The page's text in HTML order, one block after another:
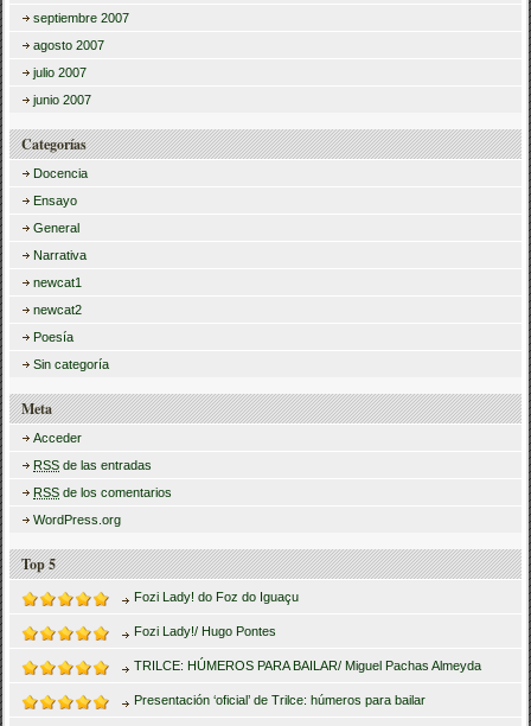
septiembre 2007
agosto 2007
julio 2007
junio 2007
Categorías
Docencia
Ensayo
General
Narrativa
newcat1
newcat2
Poesía
Sin categoría
Meta
Acceder
RSS de las entradas
RSS de los comentarios
WordPress.org
Top 5
Fozi Lady! do Foz do Iguaçu
Fozi Lady!/ Hugo Pontes
TRILCE: HÚMEROS PARA BAILAR/ Miguel Pachas Almeyda
Presentación ‘oficial’ de Trilce: húmeros para bailar